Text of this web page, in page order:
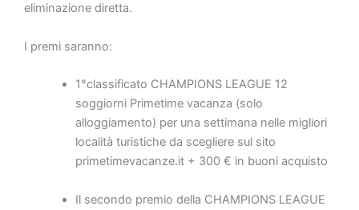
eliminazione diretta.
I premi saranno:
1°classificato CHAMPIONS LEAGUE 12
soggiorni Primetime vacanza (solo
alloggiamento) per una settimana nelle migliori
località turistiche da scegliere sul sito
primetimevacanze.it + 300 € in buoni acquisto
Il secondo premio della CHAMPIONS LEAGUE